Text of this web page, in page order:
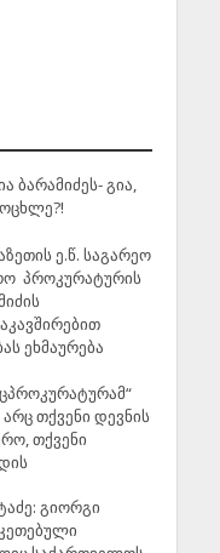
ბარამიძეს- გია,
ე.წ. საგარეო
პროკურატურის
ეხმაურება
თქვენი დევნის
თქვენი
გიორგი